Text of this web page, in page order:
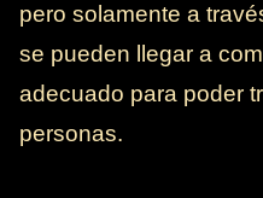
pero solamente a
se pueden llegar a
adecuado para poder
personas.